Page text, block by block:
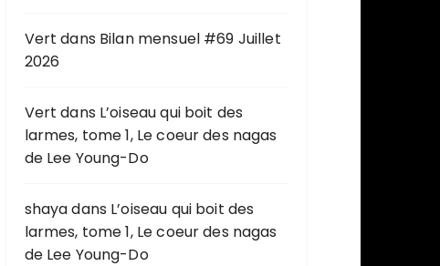
u
r
:
Vert dans Bilan mensuel #69 Juillet
2026
Vert dans L’oiseau qui boit des
larmes, tome 1, Le coeur des nagas
de Lee Young-Do
shayadans L’oiseau qui boit des
larmes, tome 1, Le coeur des nagas
de Lee Young-Do